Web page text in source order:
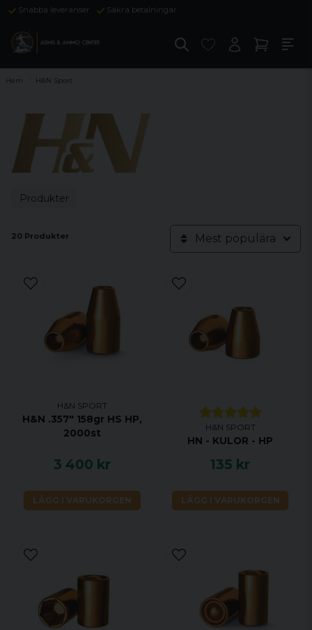
Snabba leveranser Säkra betalningar
Hem H&N Sport
Produkter
20 Produkter Mest populära
H&N SPORT
H&N .357" 158gr HS HP,
2000st
3 400 kr
LÄGG I VARUKORGEN
H&N SPORT
HN - KULOR - HP
135 kr
LÄGG I VARUKORGEN